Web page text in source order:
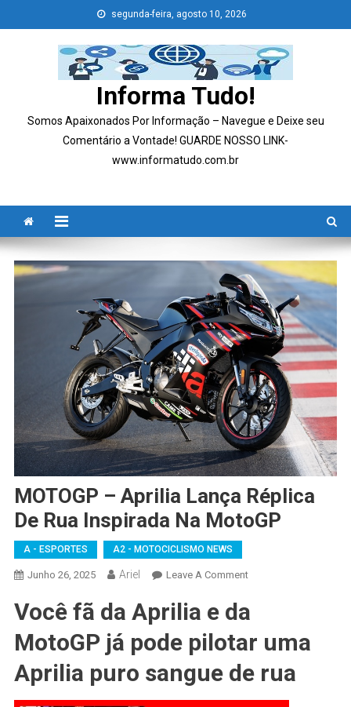
to
segunda-feira, agosto 10, 2026
Informa Tudo!
Somos Apaixonados Por Informação – Navegue e Deixe seu
Comentário a Vontade! GUARDE NOSSO LINK-
www.informatudo.com.br
MOTOGP – Aprilia Lança Réplica
De Rua Inspirada Na MotoGP
A - ESPORTES A2 - MOTOCICLISMO NEWS
Junho 26, 2025 Ariel Leave A CommentOn
–
Lança
De
Rua
Você fã da Aprilia e da
MotoGP já pode pilotar uma
Aprilia puro sangue de rua